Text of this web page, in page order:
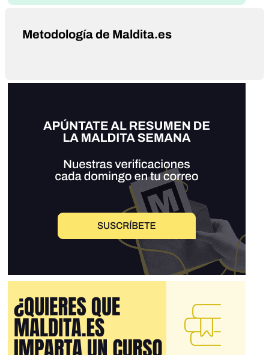
Metodología de Maldita.es